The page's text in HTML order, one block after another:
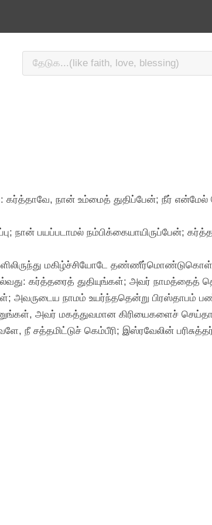
நான் உம்மைத் துதிப்பேன்; நீர் என்மேல்
நான் பயப்படாமல் நம்பிக்கையாயிருப்பேன்;
மகிழ்ச்சியோடே
கர்த்தரைத் துதியுங்கள்; அவர்
அவருடைய நாமம் உயர்ந்ததென்று பிரஸ்தாபம்
அவர் மகத்துவமான கிரியைகளைச்
நீ சத்தமிட்டுச் கெம்பீரி; இஸ்ரவேலின் பரிசுத்தர்